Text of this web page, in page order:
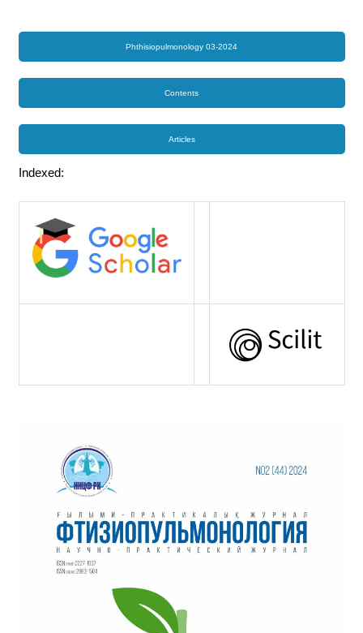
Phthisiopulmonology 03-2024
Contents
Articles
Indexed: